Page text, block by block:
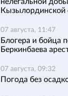
Кызылординской
07 августа, 11:47
Блогера и
Беркинбаева
07 августа, 09:32
Погода без